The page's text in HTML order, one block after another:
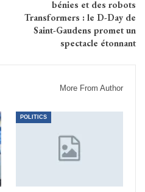
bénies et des robots
Transformers : le D-Day de
Saint-Gaudens promet un
spectacle étonnant
More From Author
POLITICS